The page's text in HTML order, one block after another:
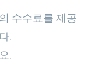
수수료를 제공
.
.